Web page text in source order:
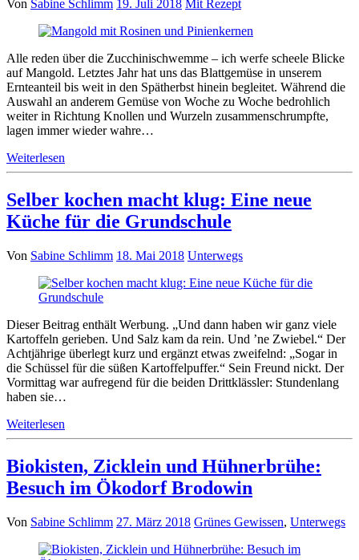
Von Sabine Schlimm 19. Juli 2018 Mit Rezept
Alle reden über die Zucchinischwemme – ich werfe scheele Blicke
auf Mangold. Letztes Jahr hat uns das Blattgemüse in unserem
Ernteanteil bis weit in den Spätherbst hinein begleitet. Während die
Auswahl an anderem Gemüse von Woche zu Woche bedrohlich
weiter in Richtung Knollen und Wurzeln zusammenschrumpfte,
lagen immer wieder wahre…
Weiterlesen
Selber kochen macht klug: Eine neue
Küche für die Grundschule
Von Sabine Schlimm 18. Mai 2018 Unterwegs
Dieser Beitrag enthält Werbung. „Und dann haben wir ganz viele
Kartoffeln gerieben. Und Salz kam da rein. Und ’ne Zwiebel.“ Der
Achtjährige überlegt kurz und ergänzt etwas zweifelnd: „Sogar in
die Schüssel für die süßen Kartoffelpuffer.“ Sein Freund nickt. Der
Vormittag war aufregend für die beiden Drittklässler: Stundenlang
haben sie…
Weiterlesen
Biokisten, Zicklein und Hühnerbrühe:
Besuch im Ökodorf Brodowin
Von Sabine Schlimm 27. März 2018 Grünes Gewissen, Unterwegs